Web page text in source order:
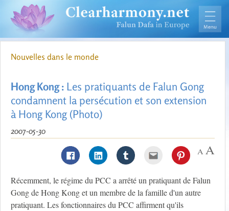
Nouvelles dans le monde
Hong Kong : Les pratiquants de Falun Gong
condamnent la persécution et son extension
à Hong Kong (Photo)
2007-05-30
Récemment, le régime du PCC a arrêté un pratiquant de Falun
Gong de Hong Kong et un membre de la famille d'un autre
pratiquant. Les fonctionnaires du PCC affirment qu'ils